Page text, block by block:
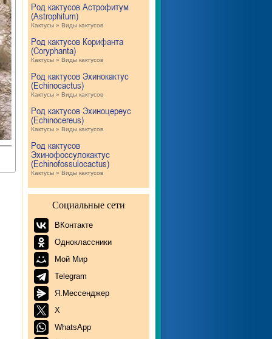
Род кактусов Астрофитум
(Astrophitum)
Кактусы » Виды кактусов
Род кактусов Корифанта
(Coryphanta)
Кактусы » Виды кактусов
Род кактусов Эхинокактус
(Echinocactus)
Кактусы » Виды кактусов
Род кактусов Эхиноцереус
(Echinocereus)
Кактусы » Виды кактусов
Род кактусов
Эхинофоссулокактус
(Echinofossulocactus)
Кактусы » Виды кактусов
Социальные сети
ВКонтакте
Одноклассники
Мой Мир
Telegram
Я.Мессенджер
X
WhatsApp